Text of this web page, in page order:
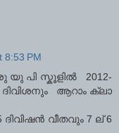
8:53 PM
യു പി സ്കൂളിൽ 2012-
ആറാം ക്ലാ
വീതവും 7 ല് 6